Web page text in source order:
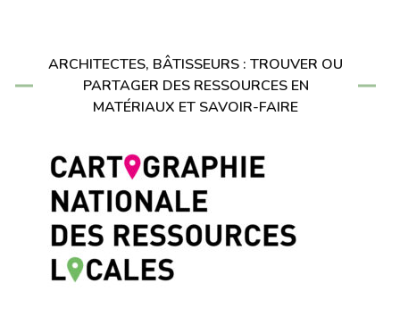
ARCHITECTES, BÂTISSEURS : TROUVER OU
PARTAGER DES RESSOURCES EN
MATÉRIAUX ET SAVOIR-FAIRE